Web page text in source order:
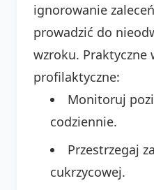
ignorowanie
prowadzić do
wzroku. Praktyczne
profilaktyczne:
Monitoruj
codziennie.
Przestrzegaj
cukrzycowej.